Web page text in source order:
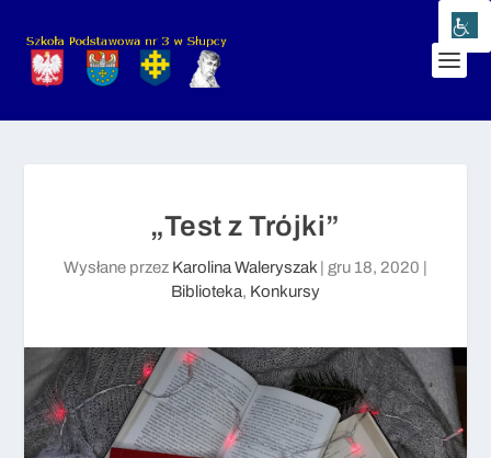
„Test z Trójki”
Wysłane przez Karolina Waleryszak gru 18, 2020
Biblioteka, Konkursy